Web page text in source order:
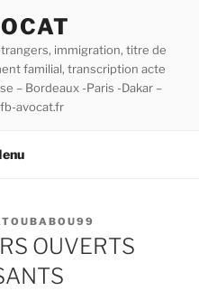
immigration, titre de
familial, transcription acte
– Bordeaux -Paris -Dakar –
avocat.fr
OUVERTS